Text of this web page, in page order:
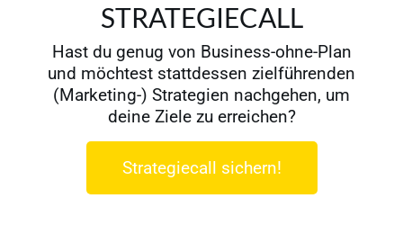
STRATEGIECALL
Hast du genug von Business-ohne-Plan
und möchtest stattdessen zielführenden
(Marketing-) Strategien nachgehen, um
deine Ziele zu erreichen?
Strategiecall sichern!